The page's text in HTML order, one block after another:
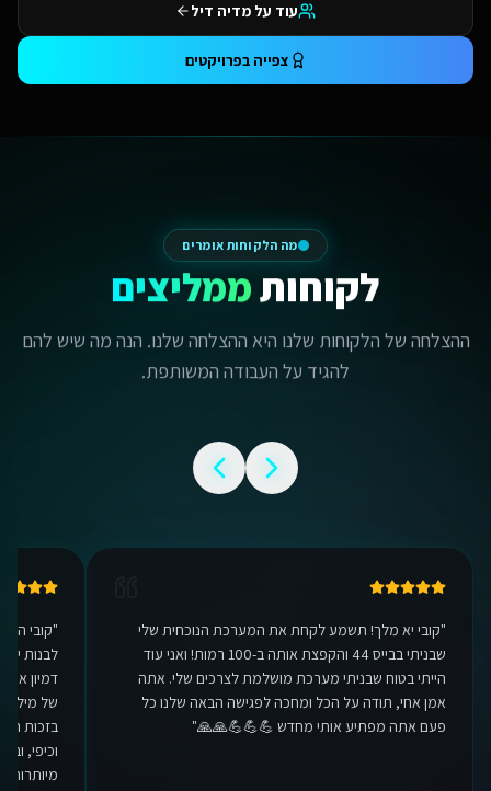
עוד על מדיה דיל
צפייה בפרויקטים
לקוחותממליצים
ההצלחה של הלקוחות שלנו היא ההצלחה שלנו. הנה מה שיש להם
להגיד על העבודה המשותפת.
"קובי יא מלך! תשמע לקחת את המערכת הנוכחית שלי
שבניתי בבייס 44 והקפצת אותה ב-100 רמות! ואני עוד
הייתי בטוח שבניתי מערכת מושלמת לצרכים שלי. אתה
אמן אחי, תודה על הכל ומחכה לפגישה הבאה שלנו כל
פעם אתה מפתיע אותי מחדש 💪💪💪🙏🙏"
"קובי
לבנות
דמיון
של
בזכות
וכיפי,
אנו משתמשים בעוגיות כדי לשפר את חווית הגלישה שלך.
דחה
אישור הכל